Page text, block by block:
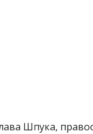
Шпука,